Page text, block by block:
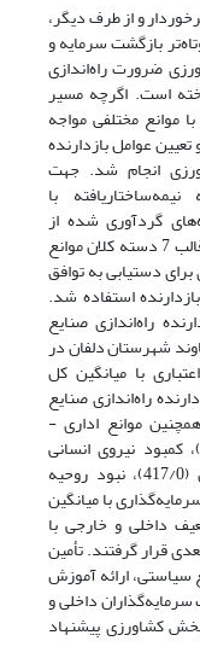
و از طرف دیگر،
بازگشت سرمایه و
ضرورت راه‌‏اندازی
است. اگرچه مسیر
موانع مختلفی مواجه
عوامل بازدارنده
انجام شد. جهت
20 مصاحبه نیمه‏‌ساختاریافته با
گردآوری شده از
مصاحبه‌‏ها، منجر به شناسایی 41 مفهوم، در قالب 7 دسته کلان موانع
دستیابی به توافق
استفاده شد.
راه‌‏اندازی صنایع
شهرستان دلفان در
با میانگین کل
بازدارنده راه‌‏اندازی صنایع
موانع اداری -
با میانگین کل فازی‏‌زدایی (426/0)، کمبود نیروی انسانی
آموزش‌‏دیده و کارآفرینان محلی با میانگین (417/0)، نبود روحیه
با میانگین
ضعیف داخلی و خارجی با
0) در رتبه‏‌های بعدی قرار گرفتند. تأمین
سیاستی، ارائه آموزش
داخلی و
کشاورزی پیشنهاد